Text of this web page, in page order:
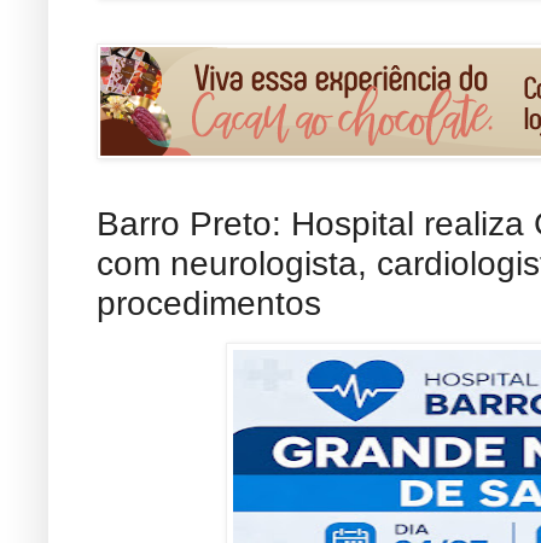
Barro Preto: Hospital
com neurologista,
procedimentos